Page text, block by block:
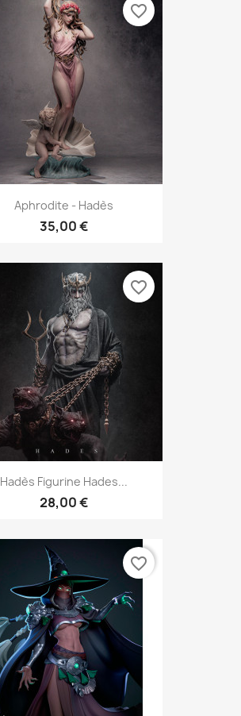
Aphrodite - Hadès
35,00 €
favorite_border
Hadès Figurine Hades...
28,00 €
favorite_border
favorite_border